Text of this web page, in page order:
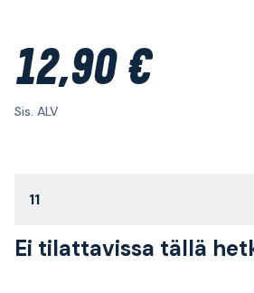
12,90 €
Sis. ALV
11
Ei tilattavissa tällä